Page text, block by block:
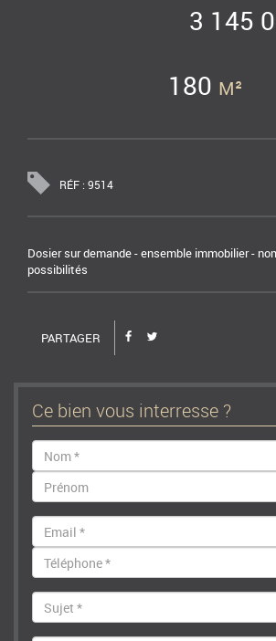
3 145
180 M²
RÉF : 9514
Dosier sur demande - ensemble immobilier -
possibilités
PARTAGER
Ce bien vous interresse ?